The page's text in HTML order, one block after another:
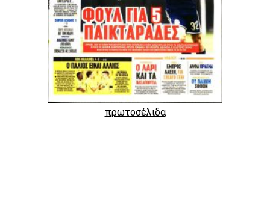
πρωτοσέλιδα